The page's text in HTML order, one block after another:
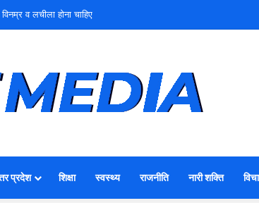
व लचीला होना चाहिए
प्रदेश शिक्षा स्वस्थ्य राजनीति नारी शक्ति